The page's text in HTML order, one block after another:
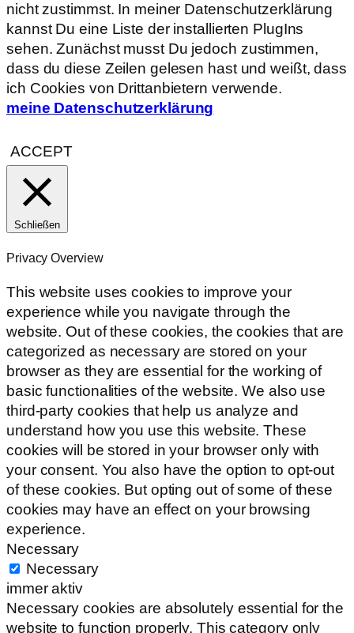
nicht zustimmst. In meiner Datenschutzerklärung
kannst Du eine Liste der installierten PlugIns
sehen. Zunächst musst Du jedoch zustimmen,
dass du diese Zeilen gelesen hast und weißt, dass
ich Cookies von Drittanbietern verwende.
meine Datenschutzerklärung
ACCEPT
Schließen
Privacy Overview
This website uses cookies to improve your
experience while you navigate through the
website. Out of these cookies, the cookies that are
categorized as necessary are stored on your
browser as they are essential for the working of
basic functionalities of the website. We also use
third-party cookies that help us analyze and
understand how you use this website. These
cookies will be stored in your browser only with
your consent. You also have the option to opt-out
of these cookies. But opting out of some of these
cookies may have an effect on your browsing
experience.
Necessary
Necessary
immer aktiv
Necessary cookies are absolutely essential for the
website to function properly. This category only